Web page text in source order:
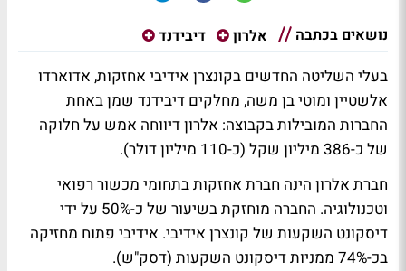
נושאים בכתבה אלרון דיבידנד
בעלי השליטה החדשים בקונצרן אידיבי אחזקות, אדוארדו
אלשטיין ומוטי בן משה, מחלקים דיבידנד שמן באחת
החברות המובילות בקבוצה: אלרון דיווחה אמש על חלוקה
של כ-386 מיליון שקל (כ-110 מיליון דולר).
חברת אלרון הינה חברת אחזקות בתחומי מכשור רפואי
וטכנולוגיה. החברה מוחזקת בשיעור של כ-50% על ידי
דיסקונט השקעות של קונצרן אידיבי. אידיבי פתוח מחזיקה
בכ-74% ממניות דיסקונט השקעות (דסק"ש).